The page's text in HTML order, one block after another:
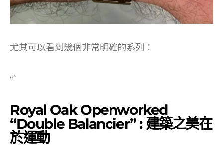
尤其可以看到幾個非常明確的系列：
“`
Royal Oak Openworked
“Double Balancier” : 建築之美在
於運動